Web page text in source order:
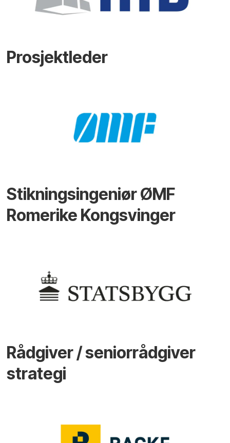
Prosjektleder
Stikningsingeniør ØMF
Romerike Kongsvinger
Rådgiver / seniorrådgiver
strategi